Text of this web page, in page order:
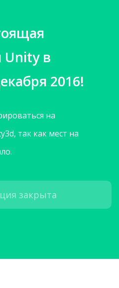
Unity в
2016!
на
так как мест на
закрыта